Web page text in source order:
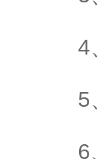
4
5
6